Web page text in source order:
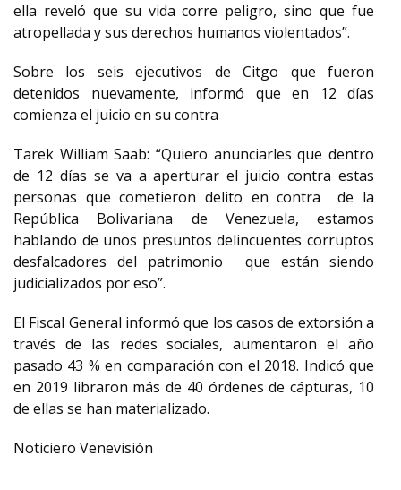
ella reveló que su vida corre peligro, sino que fue
atropellada y sus derechos humanos violentados”.
Sobre los seis ejecutivos de Citgo que fueron
detenidos nuevamente, informó que en 12 días
comienza el juicio en su contra
Tarek William Saab: “Quiero anunciarles que dentro
de 12 días se va a aperturar el juicio contra estas
personas que cometieron delito en contra de la
República Bolivariana de Venezuela, estamos
hablando de unos presuntos delincuentes corruptos
desfalcadores del patrimonio que están siendo
judicializados por eso”.
El Fiscal General informó que los casos de extorsión a
través de las redes sociales, aumentaron el año
pasado 43 % en comparación con el 2018. Indicó que
en 2019 libraron más de 40 órdenes de cápturas, 10
de ellas se han materializado.
Noticiero Venevisión